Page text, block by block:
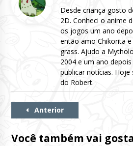
Desde criança gosto
2D. Conheci o anime
os jogos um ano
então amo Chikorita
grass. Ajudo a
2004 e um ano
publicar notícias.
do Robert.
Continue
Anterior
Você também vai